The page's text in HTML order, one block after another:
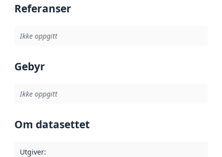
Referanser
Ikke oppgitt
Gebyr
Ikke oppgitt
Om datasettet
Utgiver: